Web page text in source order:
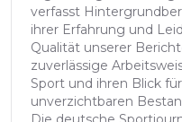
verfasst
ihrer Erfahrung und
Qualität unserer
zuverlässige
Sport und ihren Blick
unverzichtbaren